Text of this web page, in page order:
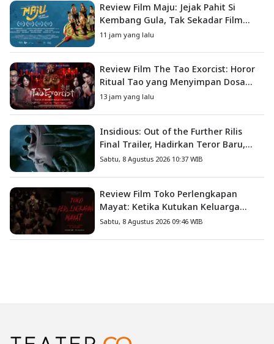
Review Film Maju: Jejak Pahit Si
Kembang Gula, Tak Sekadar Film
Petualangan Anak
11 jam yang lalu
Review Film The Tao Exorcist: Horor
Ritual Tao yang Menyimpan Dosa
Masa Lalu
13 jam yang lalu
Insidious: Out of the Further Rilis
Final Trailer, Hadirkan Teror Baru,
Iblis Kini Masuk ke Dunia Manusia
Sabtu, 8 Agustus 2026 10:37 WIB
Review Film Toko Perlengkapan
Mayat: Ketika Kutukan Keluarga
Menjadi Sumber Teror yang
Sabtu, 8 Agustus 2026 09:46 WIB